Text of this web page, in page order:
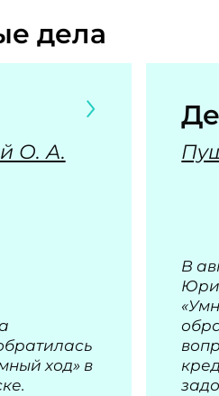
дела
О. А.
ход» в
В